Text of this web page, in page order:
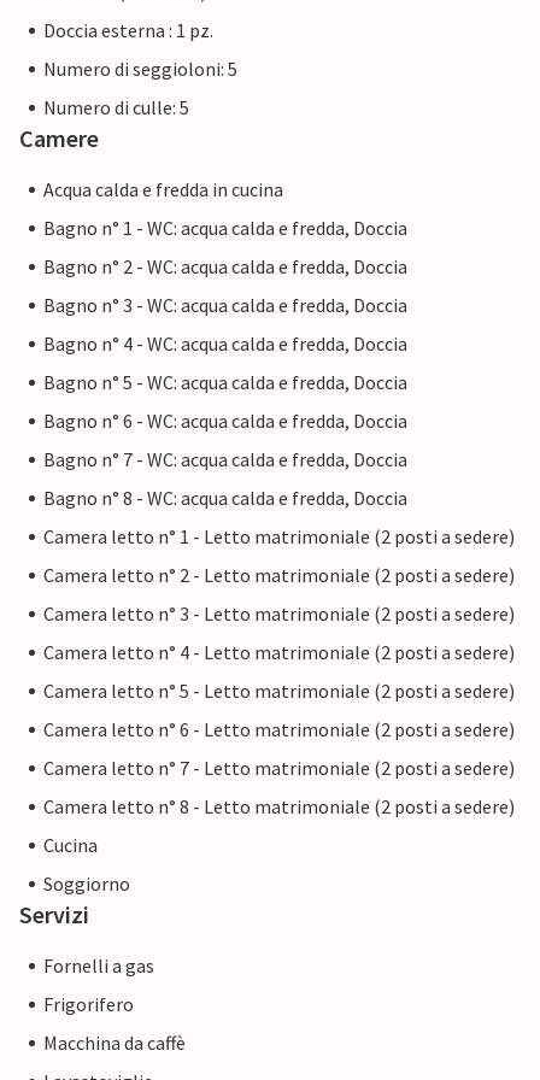
due sedie, ideale per un momento a due per godere
appieno di questo paradiso rurale e del suo clima
piacevolmente mite.
La posizione di questa villa monumentale è semplicemente
distanza per una bella passeggiata e per fare acquisti, ad
esempio per le famose perle di Maiorca che vengono
Son Macià, sono facilmente raggiungibili grazie alla
comoda posizione e alla vicinanza alla strada di
campagna appena percettibile. Qui si può fare la spesa
bar locale. Per nuotare, recatevi nel grazioso villaggio di
pescatori di Porto Cristo, dove potrete passeggiare sul
lungomare la sera dopo una lunga giornata in spiaggia con
in uno dei deliziosi ristoranti. Per quanto riguarda le
spiagge, c'è solo l'imbarazzo della scelta, dato che le
bellissime Calas de Mallorca sono a pochi passi di distanza.
giornata in pace e relax con un accogliente barbecue fino a
quando tutte le stelle saranno alte nel cielo. L'enorme
tenuta di villa Parreta è situata in una meravigliosa
paesaggio costiero orientale. Per le vostre vacanze sono
disponibili unità residenziali separate con un alto livello di
comfort e accoglienza. Per lo shopping, visitate Son Macia
Le bellissime spiagge dell'isola, alcune delle quali sono veri
e propri insider tips come Cala Varques, sono a breve
distanza in auto.
Doccia esterna : 1 pz.
Numero di seggioloni: 5
Numero di culle: 5
Camere
Acqua calda e fredda in cucina
Bagno n° 1 - WC: acqua calda e fredda, Doccia
Bagno n° 2 - WC: acqua calda e fredda, Doccia
Bagno n° 3 - WC: acqua calda e fredda, Doccia
Bagno n° 4 - WC: acqua calda e fredda, Doccia
Bagno n° 5 - WC: acqua calda e fredda, Doccia
Bagno n° 6 - WC: acqua calda e fredda, Doccia
Bagno n° 7 - WC: acqua calda e fredda, Doccia
Bagno n° 8 - WC: acqua calda e fredda, Doccia
Camera letto n° 1 - Letto matrimoniale (2 posti a sedere)
Camera letto n° 2 - Letto matrimoniale (2 posti a sedere)
Camera letto n° 3 - Letto matrimoniale (2 posti a sedere)
Camera letto n° 4 - Letto matrimoniale (2 posti a sedere)
Camera letto n° 5 - Letto matrimoniale (2 posti a sedere)
Camera letto n° 6 - Letto matrimoniale (2 posti a sedere)
Camera letto n° 7 - Letto matrimoniale (2 posti a sedere)
Camera letto n° 8 - Letto matrimoniale (2 posti a sedere)
Cucina
Soggiorno
Servizi
Fornelli a gas
Frigorifero
Macchina da caffè